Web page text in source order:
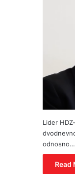
Lider
odnosno…
Read